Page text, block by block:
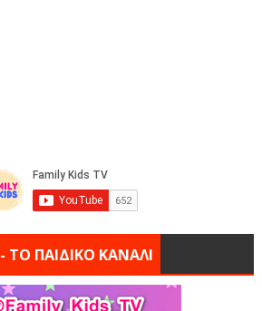
- ΤΟ ΠΑΙΔΙΚΟ ΚΑΝΑΛΙ